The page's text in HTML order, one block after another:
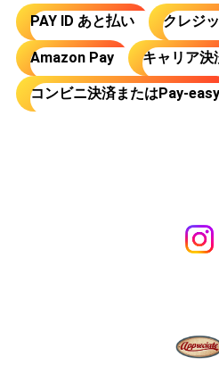
PAY ID あと払い クレジ
Amazon Pay キャリア決
コンビニ決済またはPay-easy